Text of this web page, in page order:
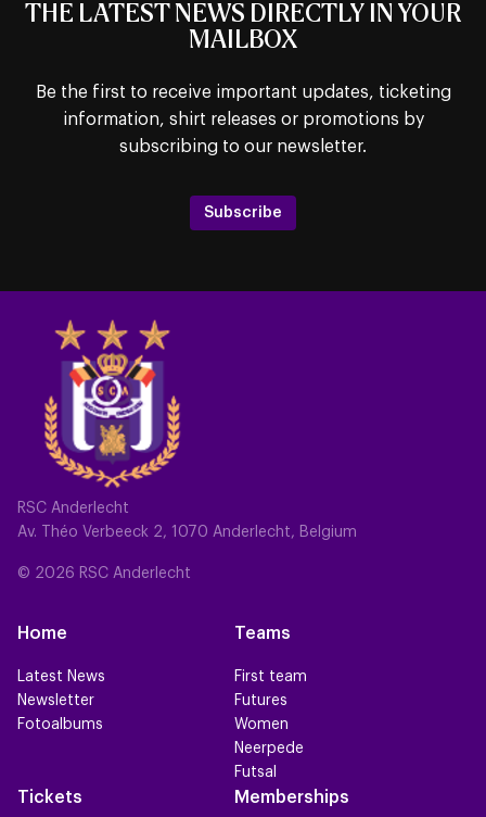
RSC Anderlecht
Av. Théo Verbeeck 2, 1070 Anderlecht, Belgium
© 2026 RSC Anderlecht
Home
Latest News
Newsletter
Fotoalbums
Teams
First team
Futures
Women
Neerpede
Futsal
Tickets Memberships
THE LATEST NEWS DIRECTLY IN YOUR
MAILBOX
Be the first to receive important updates, ticketing
information, shirt releases or promotions by
subscribing to our newsletter.
Subscribe